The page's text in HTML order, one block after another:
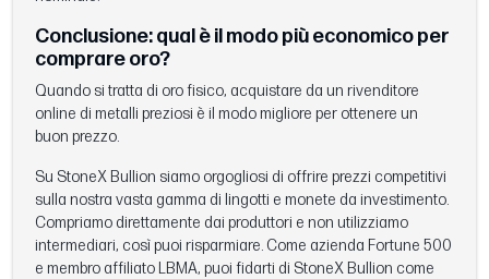
Conclusione: qual è il modo più economico per
comprare oro?
Quando si tratta di oro fisico, acquistare da un rivenditore
online di metalli preziosi è il modo migliore per ottenere un
buon prezzo.
Su StoneX Bullion siamo orgogliosi di offrire prezzi competitivi
sulla nostra vasta gamma di lingotti e monete da investimento.
Compriamo direttamente dai produttori e non utilizziamo
intermediari, così puoi risparmiare. Come azienda Fortune 500
e membro affiliato LBMA, puoi fidarti di StoneX Bullion come